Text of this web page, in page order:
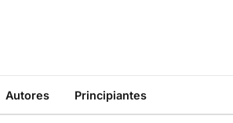
Autores Principiantes